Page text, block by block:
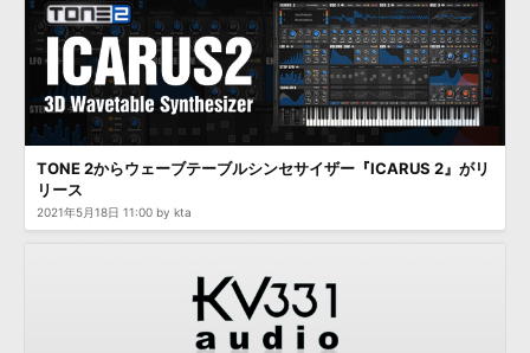
TONE 2からウェーブテーブルシンセサイザー『ICARUS 2』がリ
リース
2021年5月18日 11:00 by kta